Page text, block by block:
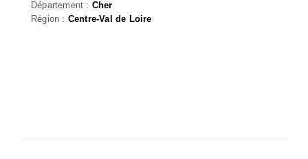
Département : Cher
Région : Centre-Val de Loire